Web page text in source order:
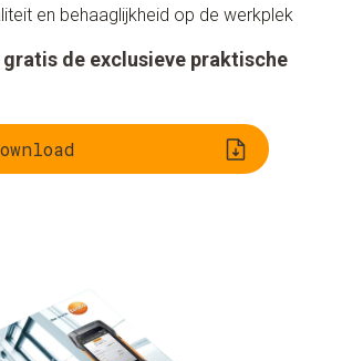
en behaaglijkheid op de werkplek
gratis de exclusieve praktische